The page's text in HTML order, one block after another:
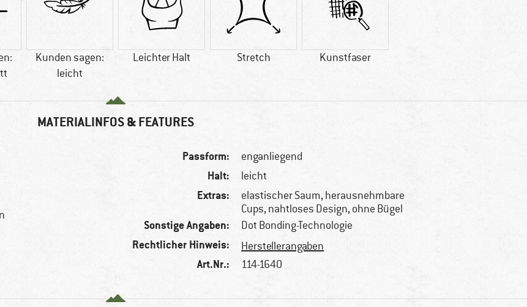
Kunden sagen:
leicht
Leichter Halt Stretch Kunstfaser
MATERIALINFOS & FEATURES
Passform: enganliegend
Halt: leicht
Extras:
elastischer Saum, herausnehmbare
Cups, nahtloses Design, ohne Bügel
Sonstige Angaben: Dot Bonding-Technologie
Rechtlicher Hinweis: Herstellerangaben
Art.Nr.: 114-1640